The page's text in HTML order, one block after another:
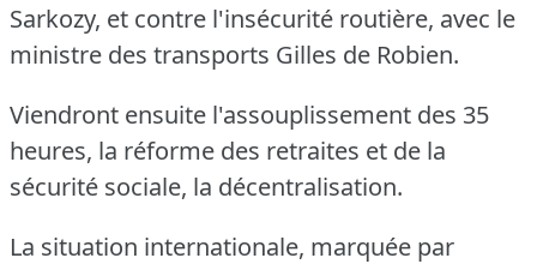
Sarkozy, et contre l'insécurité routière, avec le
ministre des transports Gilles de Robien.
Viendront ensuite l'assouplissement des 35
heures, la réforme des retraites et de la
sécurité sociale, la décentralisation.
La situation internationale, marquée par